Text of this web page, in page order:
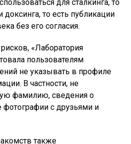
для сталкинга, то
доксинга, то есть публикации
без его согласия.
«Лаборатория
пользователям
не указывать в профиле
В частности, не
фамилию, сведения о
фотографии с друзьями и
также